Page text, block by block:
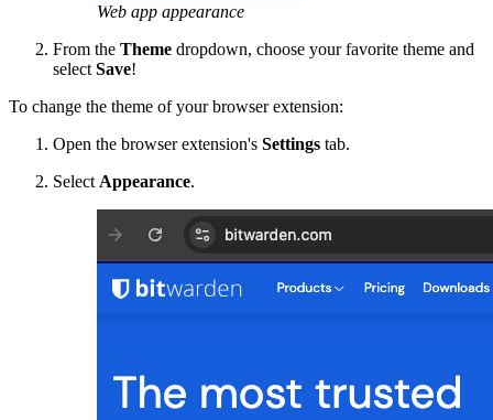
Web app appearance
From the Theme dropdown, choose your favorite theme and
select Save!
To change the theme of your browser extension:
Open the browser extension's Settings tab.
Select Appearance.